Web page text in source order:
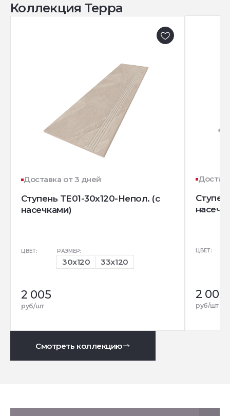
Коллекция Терра
Доставка от 3 дней
Ступень TE01-30x120-Непол. (с
насечками)
ЦВЕТ: РАЗМЕР:
30x120 33x120
2 005
руб/шт
ЦВЕТ:
2 005
руб/шт
Смотреть коллекцию